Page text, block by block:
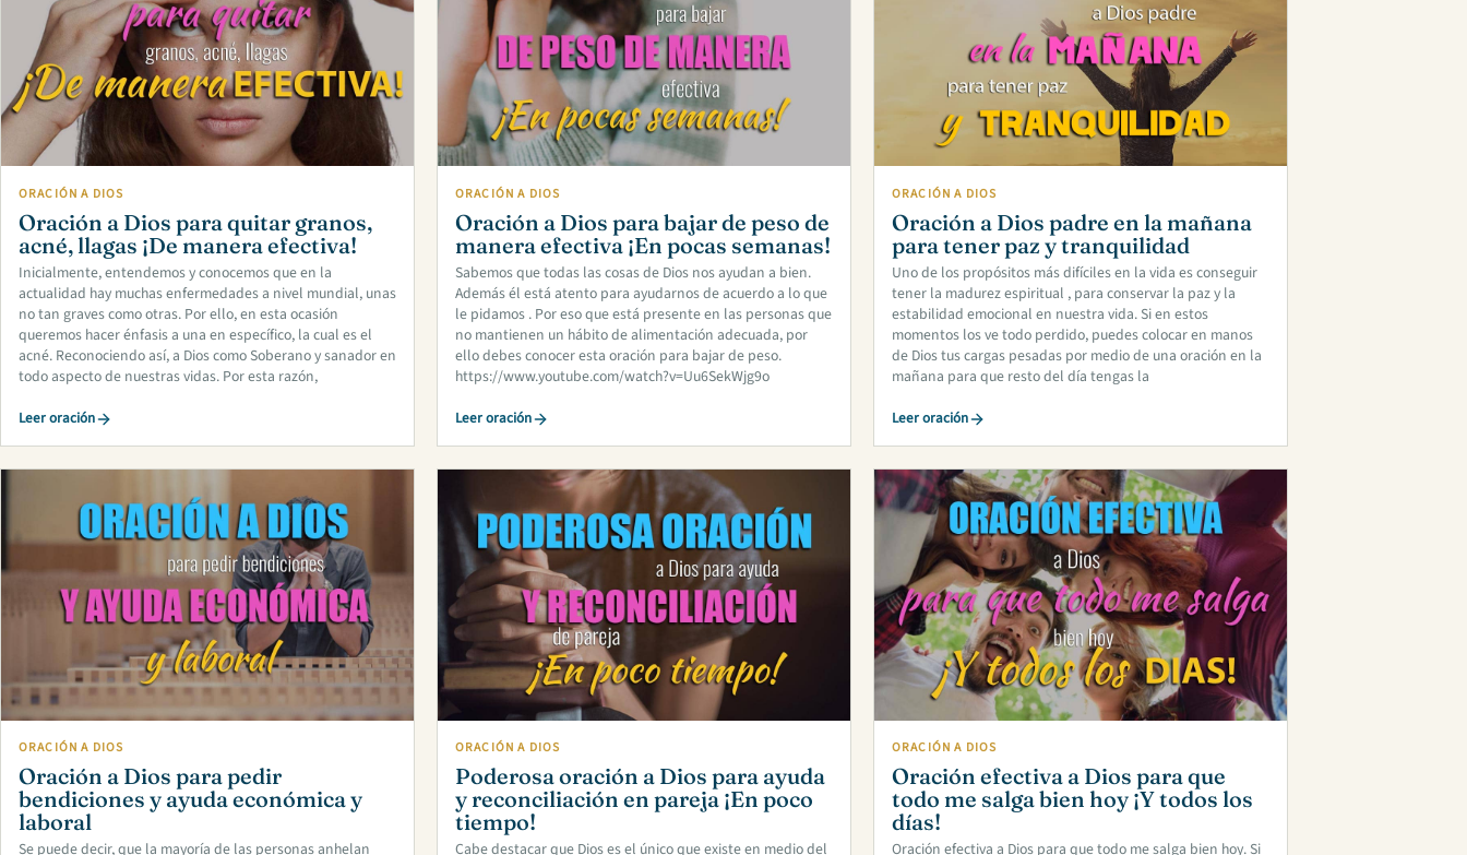
ORACIÓN A DIOS
Oración a Dios para quitar granos,
acné, llagas ¡De manera efectiva!
Inicialmente, entendemos y conocemos que en la
actualidad hay muchas enfermedades a nivel mundial, unas
no tan graves como otras. Por ello, en esta ocasión
queremos hacer énfasis a una en específico, la cual es el
acné. Reconociendo así, a Dios como Soberano y sanador en
todo aspecto de nuestras vidas. Por esta razón,
Leer oración
ORACIÓN A DIOS
Oración a Dios para bajar de peso de
manera efectiva ¡En pocas semanas!
Sabemos que todas las cosas de Dios nos ayudan a bien.
Además él está atento para ayudarnos de acuerdo a lo que
le pidamos . Por eso que está presente en las personas que
no mantienen un hábito de alimentación adecuada, por
ello debes conocer esta oración para bajar de peso.
https://www.youtube.com/watch?v=Uu6SekWjg9o
Leer oración
ORACIÓN A DIOS
Oración a Dios padre en la mañana
para tener paz y tranquilidad
Uno de los propósitos más difíciles en la vida es conseguir
tener la madurez espiritual , para conservar la paz y la
estabilidad emocional en nuestra vida. Si en estos
momentos los ve todo perdido, puedes colocar en manos
de Dios tus cargas pesadas por medio de una oración en la
mañana para que resto del día tengas la
Leer oración
ORACIÓN A DIOS
Oración a Dios para pedir
bendiciones y ayuda económica y
laboral
Se puede decir, que la mayoría de las personas anhelan
ORACIÓN A DIOS
Poderosa oración a Dios para ayuda
y reconciliación en pareja ¡En poco
tiempo!
Cabe destacar que Dios es el único que existe en medio del
ORACIÓN A DIOS
Oración efectiva a Dios para que
todo me salga bien hoy ¡Y todos los
días!
Oración efectiva a Dios para que todo me salga bien hoy. Si